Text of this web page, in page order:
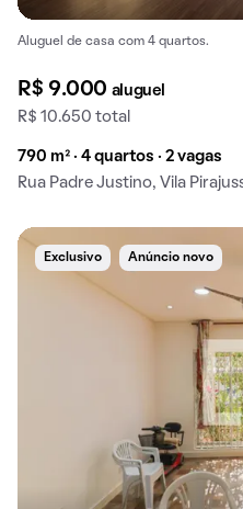
Aluguel de casa com 4 quartos.
R$ 9.000 aluguel
R$ 10.650 total
790 m² · 4 quartos · 2 vagas
Rua Padre Justino, Vila
Exclusivo Anúncio novo